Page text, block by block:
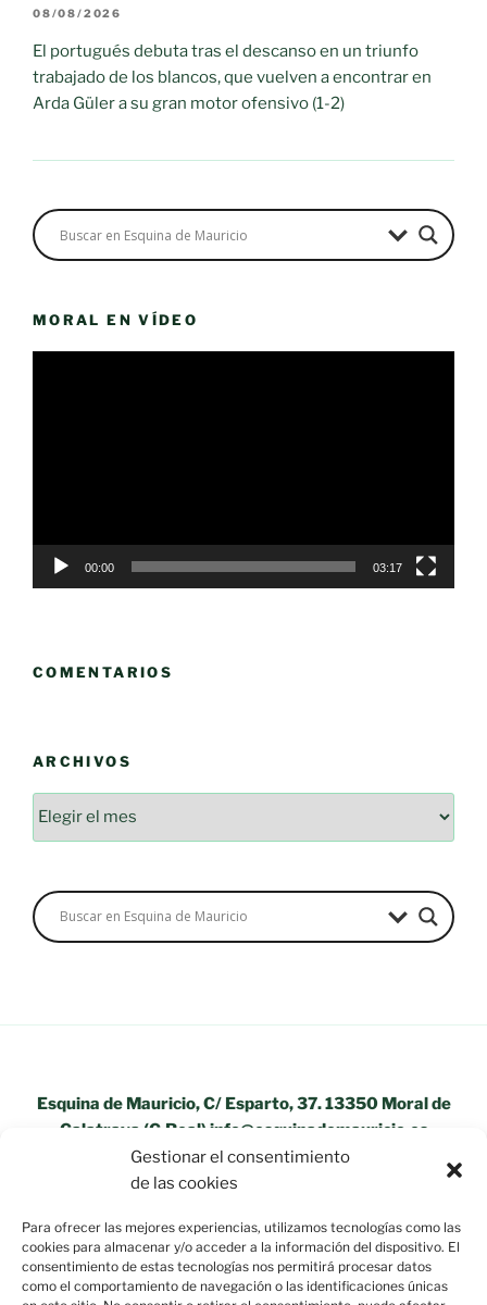
Gestionar el consentimiento
de las cookies
Para ofrecer las mejores experiencias, utilizamos tecnologías como las
cookies para almacenar y/o acceder a la información del dispositivo. El
consentimiento de estas tecnologías nos permitirá procesar datos
como el comportamiento de navegación o las identificaciones únicas
08/08/2026
El portugués debuta tras el descanso en un triunfo
trabajado de los blancos, que vuelven a encontrar en
Arda Güler a su gran motor ofensivo (1-2)
MORAL EN VÍDEO
00:00 03:17
COMENTARIOS
ARCHIVOS
Archivos
Esquina de Mauricio, C/ Esparto, 37. 13350 Moral de
Calatrava (C.Real) info@esquinademauricio.es
«Aviso Legal»